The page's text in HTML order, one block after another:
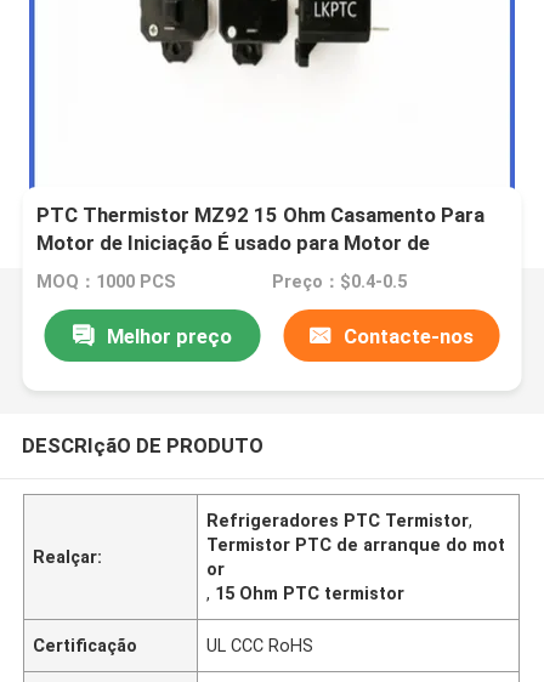
PTC Thermistor MZ92 15 Ohm Casamento Para
Motor de Iniciação É usado para Motor de
Iniciação, refrigeradores, ar condicionado, etc
MOQ：1000 PCS Preço：$0.4-0.5
Melhor preço Contacte-nos
DESCRIçãO DE PRODUTO
Realçar:
Refrigeradores PTC Termistor,
Termistor PTC de arranque do mot
or
, 15 Ohm PTC termistor
Certificação UL CCC RoHS